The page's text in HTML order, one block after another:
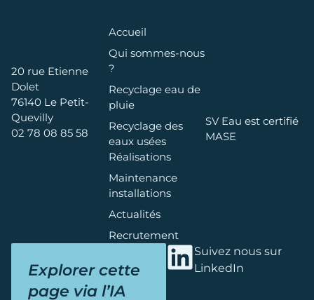
20 rue Etienne
Dolet
76140 Le Petit-
Quevilly
02 78 08 85 58
Accueil
Qui sommes-nous
?
Recyclage eau de
pluie
Recyclage des
eaux usées
Réalisations
Maintenance
installations
Actualités
Recrutement
SV Eau est certifié
MASE
Explorer cette
page via l’IA
Suivez nous sur
LinkedIn